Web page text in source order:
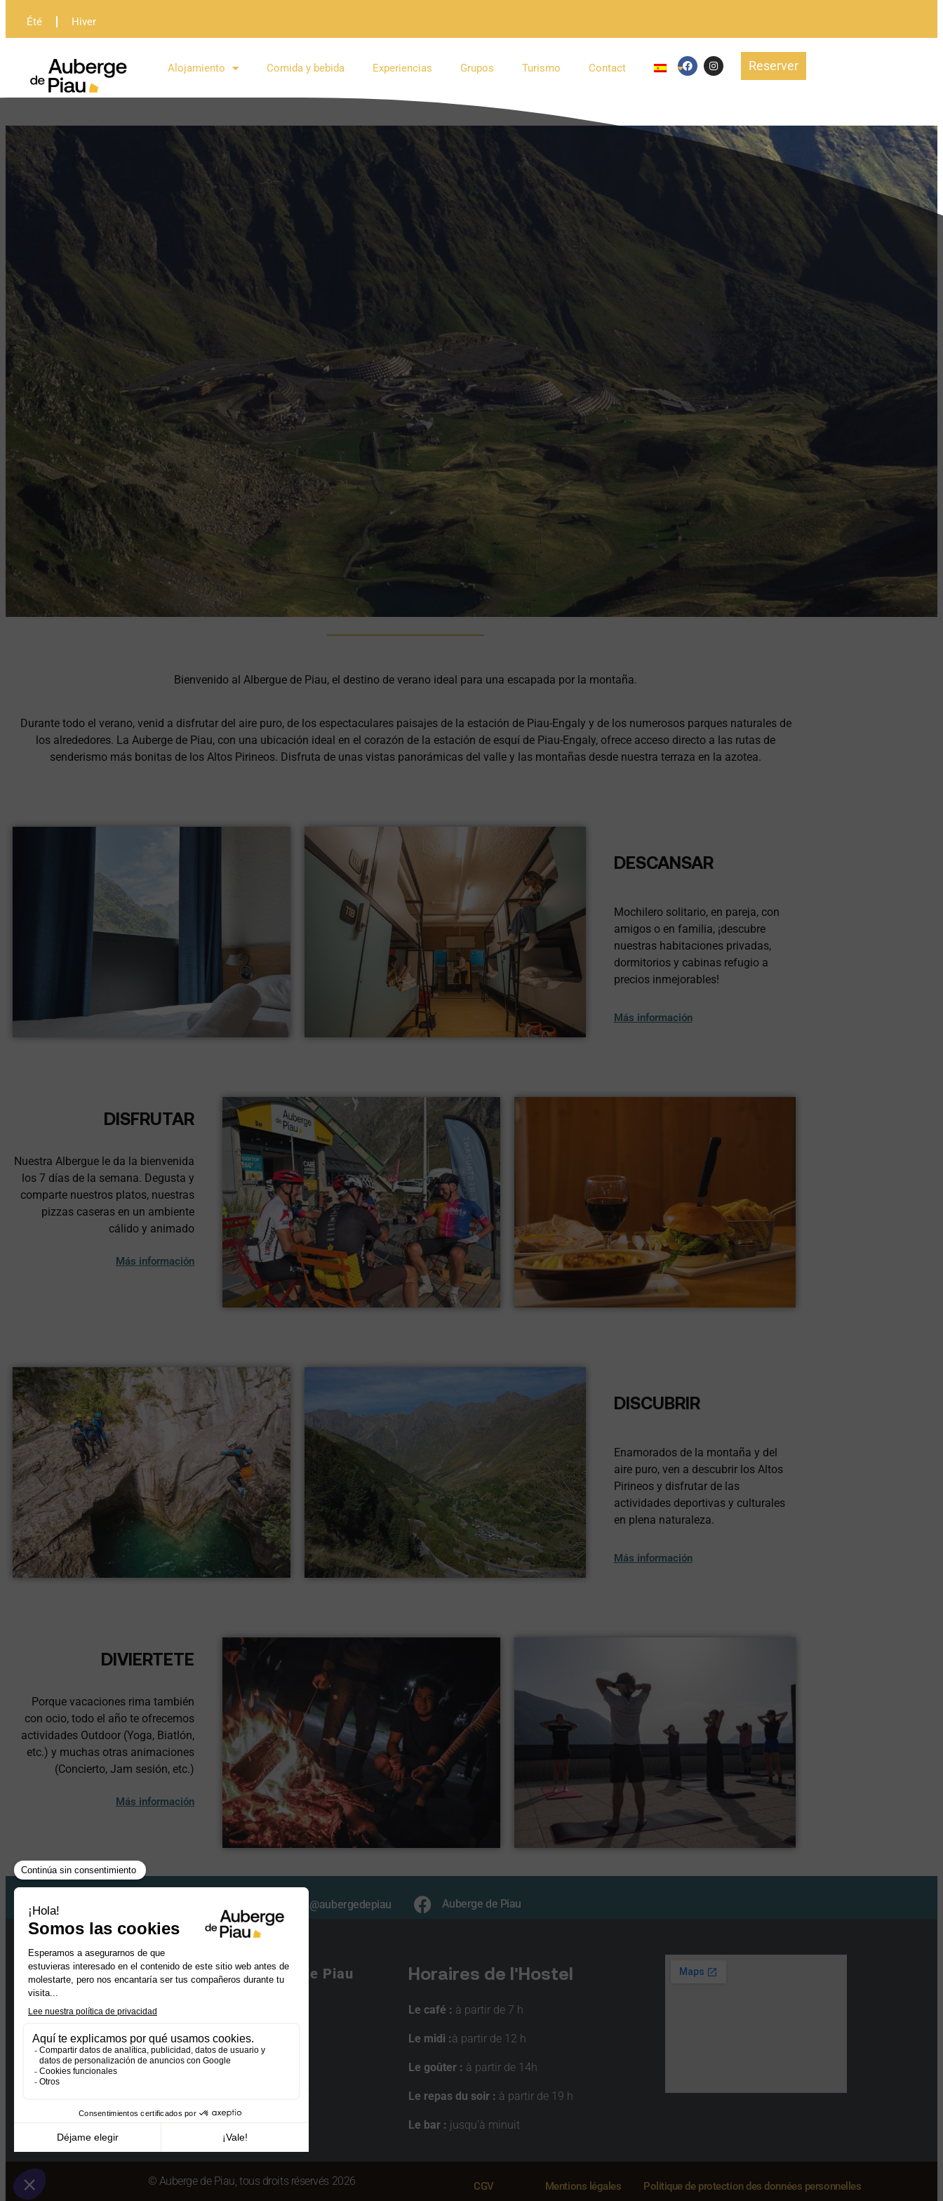
Été Hiver
Alojamiento Comida y bebida Experiencias Grupos Turismo Contact Reserver
Hostel-Café-Restaurant
Bienvenido al Albergue de Piau, el destino de verano ideal para una escapada por la montaña.
Durante todo el verano, venid a disfrutar del aire puro, de los espectaculares paisajes de la estación de Piau-Engaly y de los numerosos parques naturales de
los alrededores. La Auberge de Piau, con una ubicación ideal en el corazón de la estación de esquí de Piau-Engaly, ofrece acceso directo a las rutas de
senderismo más bonitas de los Altos Pirineos. Disfruta de unas vistas panorámicas del valle y las montañas desde nuestra terraza en la azotea.
DESCANSAR
Mochilero solitario, en pareja, con
amigos o en familia, ¡descubre
nuestras habitaciones privadas,
dormitorios y cabinas refugio a
precios inmejorables!
Más información
DISFRUTAR
Nuestra Albergue le da la bienvenida
los 7 días de la semana. Degusta y
comparte nuestros platos, nuestras
pizzas caseras en un ambiente
cálido y animado
Más información
DISCUBRIR
Enamorados de la montaña y del
aire puro, ven a descubrir los Altos
Pirineos y disfrutar de las
actividades deportivas y culturales
en plena naturaleza.
Más información
DIVIERTETE
Porque vacaciones rima también
con ocio, todo el año te ofrecemos
actividades Outdoor (Yoga, Biatlón,
etc.) y muchas otras animaciones
(Concierto, Jam sesión, etc.)
Más información
@aubergedepiau Auberge de Piau
Auberge de montagne de Piau
Bâtiment les aiguillous
Tel. :05.87.03.00.87
Abonnez-vous à notre
Horaires de l'Hostel
Le café : à partir de 7 h
Le midi :à partir de 12 h
Le goûter : à partir de 14h
Le repas du soir : à partir de 19 h
Le bar : jusqu’à minuit
© Auberge de Piau, tous droits réservés 2026 CGV Mentions légales Politique de protection des données personnelles